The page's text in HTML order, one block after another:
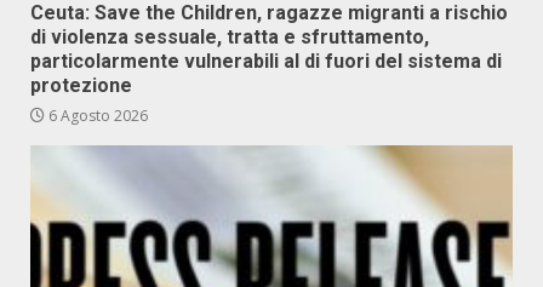
Ceuta: Save the Children, ragazze migranti a rischio
di violenza sessuale, tratta e sfruttamento,
particolarmente vulnerabili al di fuori del sistema di
protezione
6 Agosto 2026